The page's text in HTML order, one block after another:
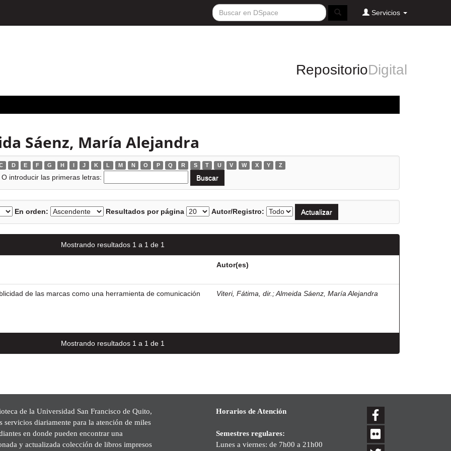
Servicios
RepositorioDigital
Sáenz, María Alejandra
D E F G H I J K L M N O P Q R S T U V W X Y Z
O introducir las primeras letras:
En orden: Resultados por página Autor/Registro:
Mostrando resultados 1 a 1 de 1
Autor(es)
de las marcas como una herramienta de comunicación
Viteri, Fátima, dir. ;Almeida Sáenz, María Alejandra
Mostrando resultados 1 a 1 de 1
de la Universidad San Francisco de Quito,
servicios diariamente para la atención de miles
en donde pueden encontrar una
y actualizada colección de libros impresos
Horarios de Atención
Semestres regulares:
Lunes a viernes: de 7h00 a 21h00